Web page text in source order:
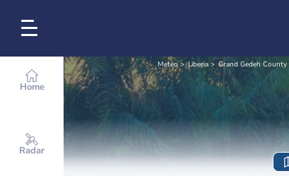
Home
Radar
Meteo Liberia Grand Gedeh County